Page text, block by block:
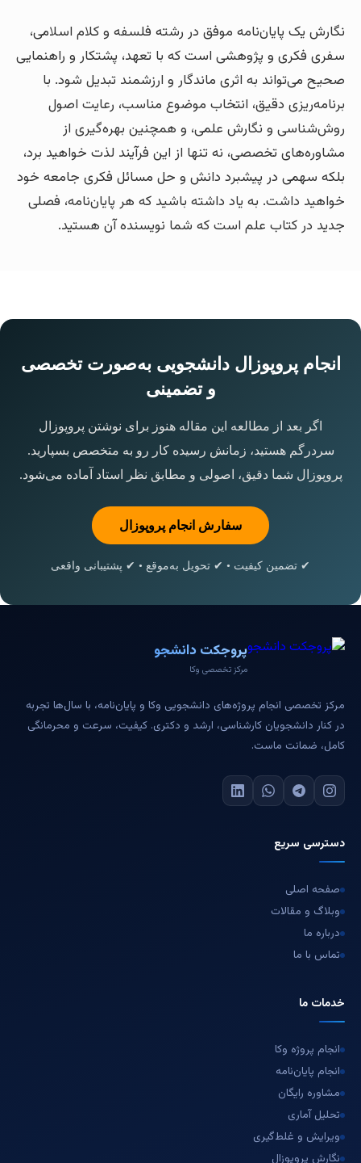
نگارش یک پایان‌نامه موفق در رشته فلسفه و کلام اسلامی،
سفری فکری و پژوهشی است که با تعهد، پشتکار و راهنمایی
صحیح می‌تواند به اثری ماندگار و ارزشمند تبدیل شود. با
برنامه‌ریزی دقیق، انتخاب موضوع مناسب، رعایت اصول
روش‌شناسی و نگارش علمی، و همچنین بهره‌گیری از
مشاوره‌های تخصصی، نه تنها از این فرآیند لذت خواهید برد،
بلکه سهمی در پیشبرد دانش و حل مسائل فکری جامعه خود
خواهید داشت. به یاد داشته باشید که هر پایان‌نامه، فصلی
جدید در کتاب علم است که شما نویسنده آن هستید.
انجام پروپوزال دانشجویی به‌صورت تخصصی
و تضمینی
اگر بعد از مطالعه این مقاله هنوز برای نوشتن پروپوزال
سردرگم هستید، زمانش رسیده کار رو به متخصص بسپارید.
پروپوزال شما دقیق، اصولی و مطابق نظر استاد آماده می‌شود.
سفارش انجام پروپوزال
✔ تضمین کیفیت • ✔ تحویل به‌موقع • ✔ پشتیبانی واقعی
پروجکت دانشجو
مرکز تخصصی وکا
مرکز تخصصی انجام پروژه‌های دانشجویی وکا و پایان‌نامه، با سال‌ها تجربه
در کنار دانشجویان کارشناسی، ارشد و دکتری. کیفیت، سرعت و محرمانگی
کامل، ضمانت ماست.
دسترسی سریع
صفحه اصلی
وبلاگ و مقالات
درباره ما
تماس با ما
خدمات ما
انجام پروژه وکا
انجام پایان‌نامه
مشاوره رایگان
تحلیل آماری
ویرایش و غلط‌گیری
نگارش پروپوزال